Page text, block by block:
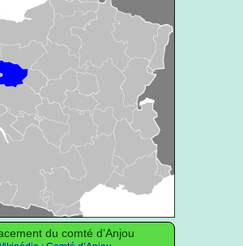
du comté d’Anjou